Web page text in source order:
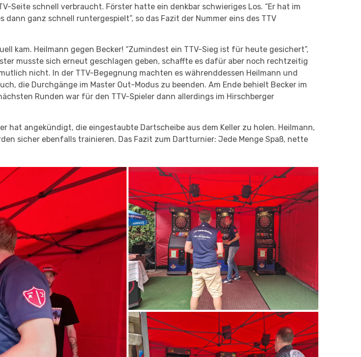
Seite schnell verbraucht. Förster hatte ein denkbar schwieriges Los. “Er hat im
ganz schnell runtergespielt”, so das Fazit der Nummer eins des TTV
kam. Heilmann gegen Becker! “Zumindest ein TTV-Sieg ist für heute gesichert”,
musste sich erneut geschlagen geben, schaffte es dafür aber noch rechtzeitig
nicht. In der TTV-Begegnung machten es währenddessen Heilmann und
die Durchgänge im Master Out-Modus zu beenden. Am Ende behielt Becker im
Runden war für den TTV-Spieler dann allerdings im Hirschberger
angekündigt, die eingestaubte Dartscheibe aus dem Keller zu holen. Heilmann,
sicher ebenfalls trainieren. Das Fazit zum Dartturnier: Jede Menge Spaß, nette